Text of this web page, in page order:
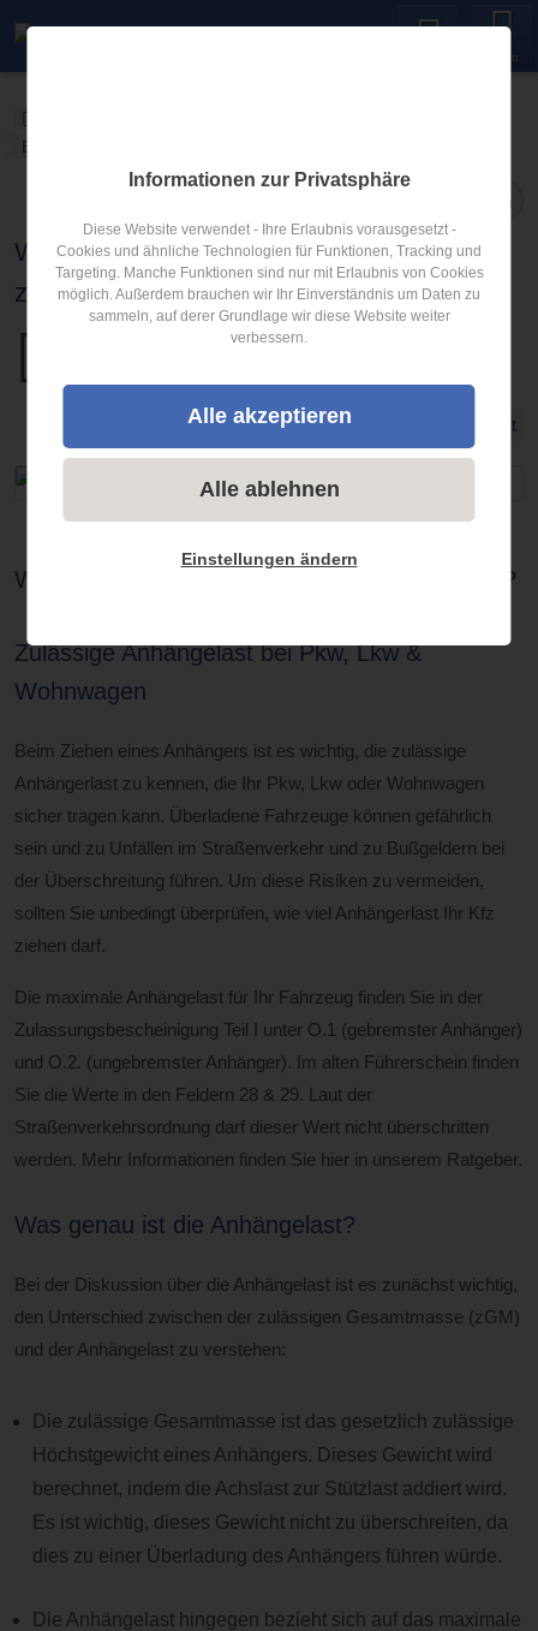
Menu
Blogartikel
Wie viel darf ich beim PKW Anhänger
zuladen | Anhängerverleih24
28.07.2022
Was ist die Anhängelast
Wie viel darf ich beim PKW Anhänger zuladen?
Zulässige Anhängelast bei Pkw, Lkw &
Wohnwagen
Beim Ziehen eines Anhängers ist es wichtig, die zulässige
Anhängerlast zu kennen, die Ihr Pkw, Lkw oder Wohnwagen
sicher tragen kann. Überladene Fahrzeuge können gefährlich
sein und zu Unfällen im Straßenverkehr und zu Bußgeldern bei
der Überschreitung führen. Um diese Risiken zu vermeiden,
sollten Sie unbedingt überprüfen, wie viel Anhängerlast Ihr Kfz
ziehen darf.
Die maximale Anhängelast für Ihr Fahrzeug finden Sie in der
Zulassungsbescheinigung Teil I unter O.1 (gebremster Anhänger)
und O.2. (ungebremster Anhänger). Im alten Führerschein finden
Sie die Werte in den Feldern 28 & 29. Laut der
Straßenverkehrsordnung darf dieser Wert nicht überschritten
werden. Mehr Informationen finden Sie hier in unserem Ratgeber.
Was genau ist die Anhängelast?
Bei der Diskussion über die Anhängelast ist es zunächst wichtig,
den Unterschied zwischen der zulässigen Gesamtmasse (zGM)
und der Anhängelast zu verstehen:
Die zulässige Gesamtmasse ist das gesetzlich zulässige
Höchstgewicht eines Anhängers. Dieses Gewicht wird
berechnet, indem die Achslast zur Stützlast addiert wird.
Es ist wichtig, dieses Gewicht nicht zu überschreiten, da
dies zu einer Überladung des Anhängers führen würde.
Die Anhängelast hingegen bezieht sich auf das maximale
Informationen zur Privatsphäre
Diese Website verwendet - Ihre Erlaubnis vorausgesetzt -
Cookies und ähnliche Technologien für Funktionen, Tracking und
Targeting. Manche Funktionen sind nur mit Erlaubnis von Cookies
möglich. Außerdem brauchen wir Ihr Einverständnis um Daten zu
sammeln, auf derer Grundlage wir diese Website weiter
verbessern.
Alle akzeptieren
Alle ablehnen
Einstellungen ändern